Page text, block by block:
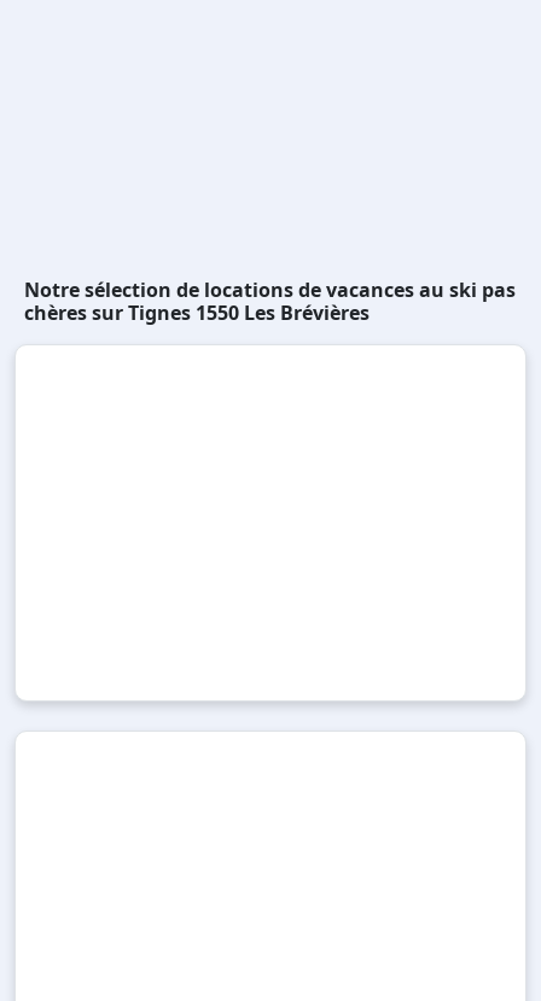
Notre sélection de locations de vacances au ski pas
chères sur Tignes 1550 Les Brévières